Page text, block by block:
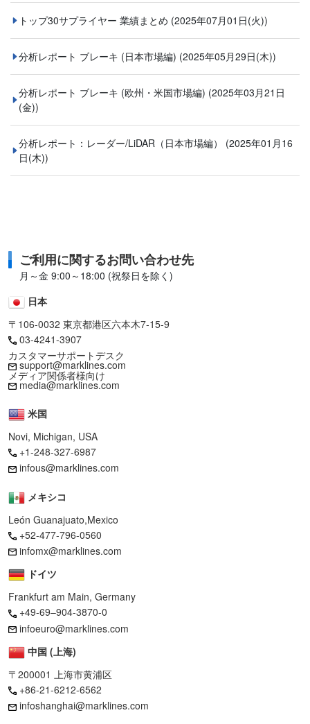
トップ30サプライヤー 業績まとめ (2025年07月01日(火))
分析レポート ブレーキ (日本市場編) (2025年05月29日(木))
分析レポート ブレーキ (欧州・米国市場編) (2025年03月21日
(金))
分析レポート：レーダー/LiDAR（日本市場編） (2025年01月16
日(木))
ご利用に関するお問い合わせ先
月～金 9:00～18:00 (祝祭日を除く)
日本
〒106-0032 東京都港区六本木7-15-9
03-4241-3907
カスタマーサポートデスク
support@marklines.com
メディア関係者様向け
media@marklines.com
米国
Novi, Michigan, USA
+1-248-327-6987
infous@marklines.com
メキシコ
León Guanajuato,Mexico
+52-477-796-0560
infomx@marklines.com
ドイツ
Frankfurt am Main, Germany
+49-69–904-3870-0
infoeuro@marklines.com
中国 (上海)
〒200001 上海市黄浦区
+86-21-6212-6562
infoshanghai@marklines.com